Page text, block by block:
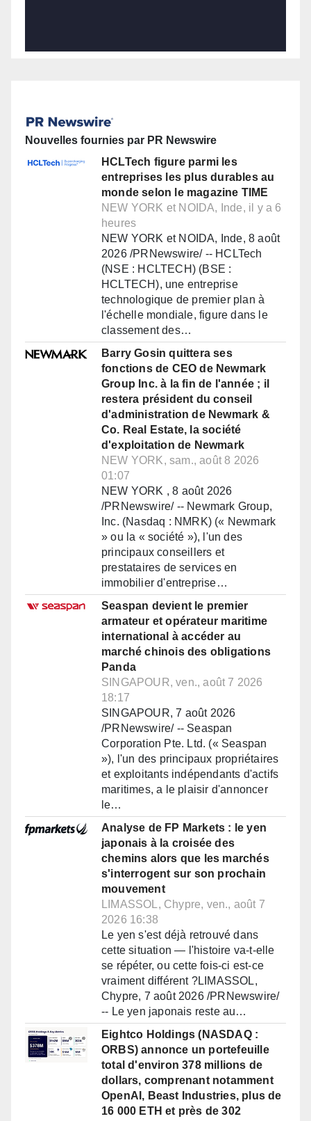
Nouvelles fournies par PR Newswire
HCLTech figure parmi les
entreprises les plus durables au
monde selon le magazine TIME
NEW YORK et NOIDA, Inde, il y a 6
heures
NEW YORK et NOIDA, Inde, 8 août
2026 /PRNewswire/ -- HCLTech
(NSE : HCLTECH) (BSE :
HCLTECH), une entreprise
technologique de premier plan à
l'échelle mondiale, figure dans le
classement des…
Barry Gosin quittera ses
fonctions de CEO de Newmark
Group Inc. à la fin de l'année ; il
restera président du conseil
d'administration de Newmark &
Co. Real Estate, la société
d'exploitation de Newmark
NEW YORK, sam., août 8 2026
01:07
NEW YORK , 8 août 2026
/PRNewswire/ -- Newmark Group,
Inc. (Nasdaq : NMRK) (« Newmark
» ou la « société »), l'un des
principaux conseillers et
prestataires de services en
immobilier d'entreprise…
Seaspan devient le premier
armateur et opérateur maritime
international à accéder au
marché chinois des obligations
Panda
SINGAPOUR, ven., août 7 2026
18:17
SINGAPOUR, 7 août 2026
/PRNewswire/ -- Seaspan
Corporation Pte. Ltd. (« Seaspan
»), l'un des principaux propriétaires
et exploitants indépendants d'actifs
maritimes, a le plaisir d'annoncer
le…
Analyse de FP Markets : le yen
japonais à la croisée des
chemins alors que les marchés
s'interrogent sur son prochain
mouvement
LIMASSOL, Chypre, ven., août 7
2026 16:38
Le yen s'est déjà retrouvé dans
cette situation — l'histoire va-t-elle
se répéter, ou cette fois-ci est-ce
vraiment différent ?LIMASSOL,
Chypre, 7 août 2026 /PRNewswire/
-- Le yen japonais reste au…
Eightco Holdings (NASDAQ :
ORBS) annonce un portefeuille
total d'environ 378 millions de
dollars, comprenant notamment
OpenAI, Beast Industries, plus de
16 000 ETH et près de 302